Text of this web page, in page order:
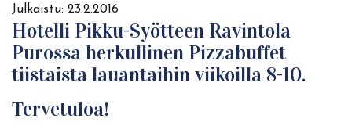
Julkaistu: 23.2.2016
Hotelli Pikku-Syötteen Ravintola
Purossa herkullinen Pizzabuffet
tiistaista lauantaihin viikoilla 8-10.
Tervetuloa!